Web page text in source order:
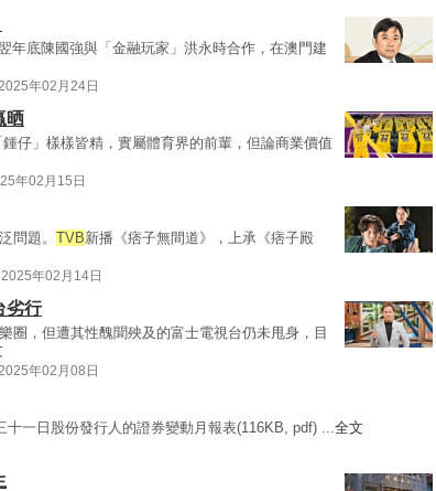
年底陳國強與「金融玩家」洪永時合作，在澳門建
年02月24日
晒
仔」樣樣皆精，實屬體育界的前輩，但論商業價值
年02月15日
問題。 TVB新播《痞子無間道》，上承《痞子殿
2025年02月14日
劣行
圈，但遭其性醜聞殃及的富士電視台仍未甩身，目
年02月08日
十一日股份發行人的證券變動月報表(116KB, pdf) ...全文